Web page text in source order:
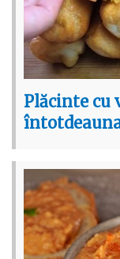
Plăcinte cu